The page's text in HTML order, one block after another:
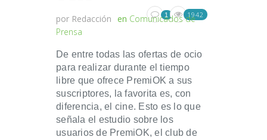
por Redacción en Comunicados de
Prensa
1 1942
De entre todas las ofertas de ocio
para realizar durante el tiempo
libre que ofrece PremiOK a sus
suscriptores, la favorita es, con
diferencia, el cine. Esto es lo que
señala el estudio sobre los
usuarios de PremiOK, el club de